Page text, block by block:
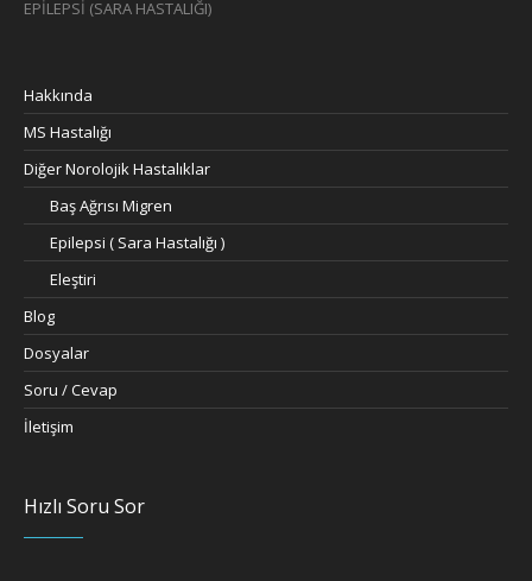
EPİLEPSİ (SARA HASTALIĞI)
Hakkında
MS Hastalığı
Diğer Norolojik Hastalıklar
Baş Ağrısı Migren
Epilepsi ( Sara Hastalığı )
Eleştiri
Blog
Dosyalar
Soru / Cevap
İletişim
Hızlı Soru Sor